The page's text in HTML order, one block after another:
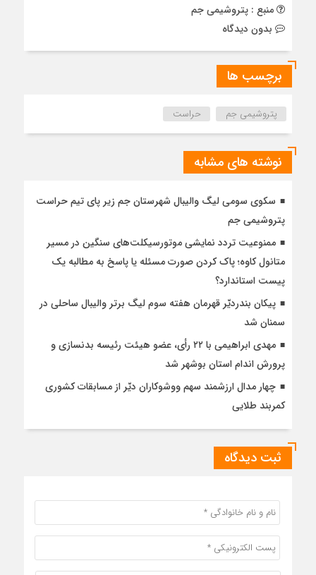
منبع : پتروشیمی جم
بدون دیدگاه
برچسب ها
پتروشیمی جم حراست
نوشته های مشابه
سکوی سومی لیگ والیبال شهرستان جم زیر پای تیم حراست
پتروشیمی جم
ممنوعیت تردد نمایشی موتورسیکلت‌های سنگین در مسیر
متانول کاوه؛ پاک کردن صورت مسئله یا پاسخ به مطالبه یک
پیست استاندارد؟
پیکان بندردیّر قهرمان هفته سوم لیگ برتر والیبال ساحلی در
سمنان شد
مهدی ابراهیمی با ۲۲ رأی، عضو هیئت رئیسه بدنسازی و
پرورش اندام استان بوشهر شد
چهار مدال ارزشمند سهم ووشوکاران دیّر از مسابقات کشوری
کمربند طلایی
ثبت دیدگاه